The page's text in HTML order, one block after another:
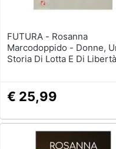
FUTURA - Rosanna
Marcodoppido - Donne,
Storia Di Lotta E Di
€ 25,99